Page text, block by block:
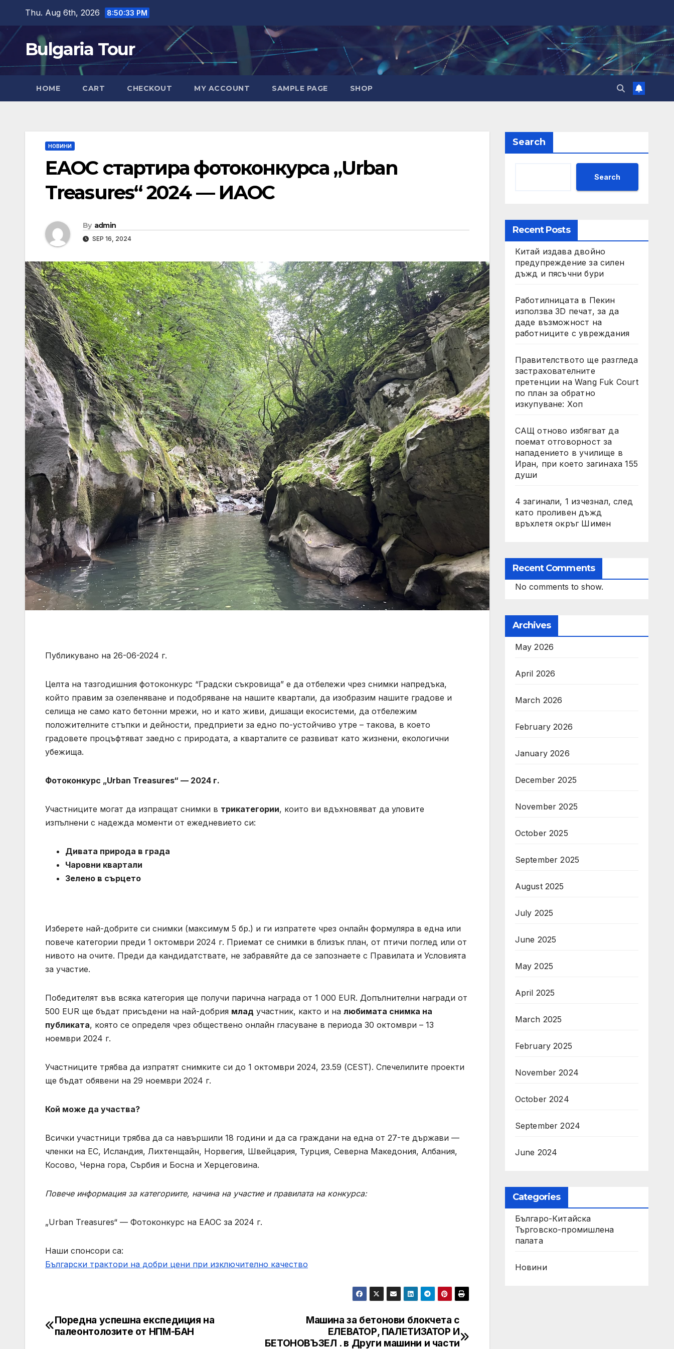
content
Thu. Aug 6th, 2026 8:50:35 PM
Bulgaria Tour
HOME CART CHECKOUT MY ACCOUNT SAMPLE PAGE SHOP
НОВИНИ
ЕАОС стартира фотоконкурса „Urban
Treasures“ 2024 — ИАОС
By admin
SEP 16, 2024
Публикувано на 26-06-2024 г.
Целта на тазгодишния фотоконкурс “Градски съкровища” е да отбележи чрез снимки напредъка,
който правим за озеленяване и подобряване на нашите квартали, да изобразим нашите градове и
селища не само като бетонни мрежи, но и като живи, дишащи екосистеми, да отбележим
положителните стъпки и дейности, предприети за едно по-устойчиво утре – такова, в което
градовете процъфтяват заедно с природата, а кварталите се развиват като жизнени, екологични
убежища.
Фотоконкурс „Urban Treasures“ — 2024 г.
Участниците могат да изпращат снимки в трикатегории, които ви вдъхновяват да уловите
изпълнени с надежда моменти от ежедневието си:
Дивата природа в града
Чаровни квартали
Зелено в сърцето
Изберете най-добрите си снимки (максимум 5 бр.) и ги изпратете чрез онлайн формуляра в една или
повече категории преди 1 октомври 2024 г. Приемат се снимки в близък план, от птичи поглед или от
нивото на очите. Преди да кандидатствате, не забравяйте да се запознаете с Правилата и Условията
за участие.
Победителят във всяка категория ще получи парична награда от 1 000 EUR. Допълнителни награди от
500 EUR ще бъдат присъдени на най-добрия млад участник, както и на любимата снимка на
публиката, която се определя чрез обществено онлайн гласуване в периода 30 октомври – 13
ноември 2024 г.
Участниците трябва да изпратят снимките си до 1 октомври 2024, 23.59 (CEST). Спечелилите проекти
ще бъдат обявени на 29 ноември 2024 г.
Кой може да участва?
Всички участници трябва да са навършили 18 години и да са граждани на една от 27-те държави —
членки на ЕС, Исландия, Лихтенщайн, Норвегия, Швейцария, Турция, Северна Македония, Албания,
Косово, Черна гора, Сърбия и Босна и Херцеговина.
Повече информация за категориите, начина на участие и правилата на конкурса:
„Urban Treasures“ — Фотоконкурс на ЕАОС за 2024 г.
Наши спонсори са:
Български трактори на добри цени при изключително качество
Post
Машина за бетонови блокчета с
ЕЛЕВАТОР, ПАЛЕТИЗАТОР И
БЕТОНОВЪЗЕЛ . в Други машини и части
Поредна успешна експедиция на
палеонтолозите от НПМ-БАН
Search
Search
Recent Posts
Китай издава двойно
предупреждение за силен
дъжд и пясъчни бури
Работилницата в Пекин
използва 3D печат, за да
даде възможност на
работниците с увреждания
Правителството ще разгледа
застрахователните
претенции на Wang Fuk Court
по план за обратно
изкупуване: Хоп
САЩ отново избягват да
поемат отговорност за
нападението в училище в
Иран, при което загинаха 155
души
4 загинали, 1 изчезнал, след
като проливен дъжд
връхлетя окръг Шимен
Recent Comments
No comments to show.
Archives
May 2026
April 2026
March 2026
February 2026
January 2026
December 2025
November 2025
October 2025
September 2025
August 2025
July 2025
June 2025
May 2025
April 2025
March 2025
February 2025
November 2024
October 2024
September 2024
June 2024
Categories
Българо-Китайска
Търговско-промишлена
палaта
Новини